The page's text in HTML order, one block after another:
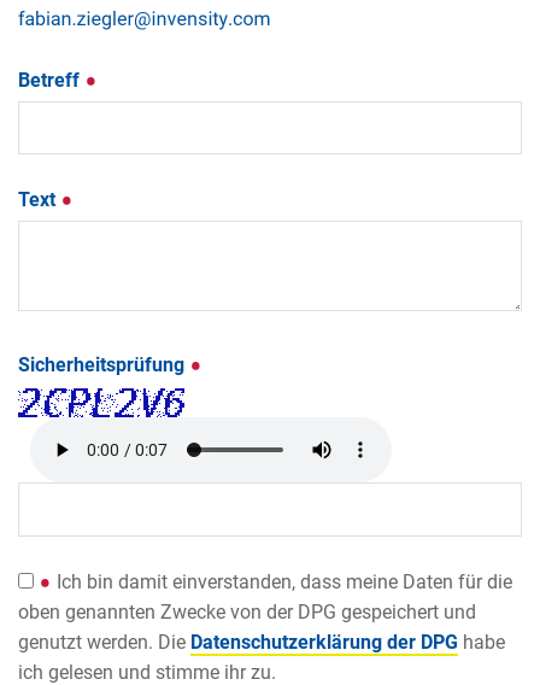
Betreff
Text
Sicherheitsprüfung
Ich bin damit einverstanden, dass meine Daten für die
oben genannten Zwecke von der DPG gespeichert und
genutzt werden. Die Datenschutzerklärung der DPG habe
ich gelesen und stimme ihr zu.